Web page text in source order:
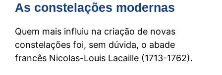
As constelações modernas
Quem mais influiu na criação de novas
constelações foi, sem dúvida, o abade
francês Nicolas-Louis Lacaille (1713-1762).